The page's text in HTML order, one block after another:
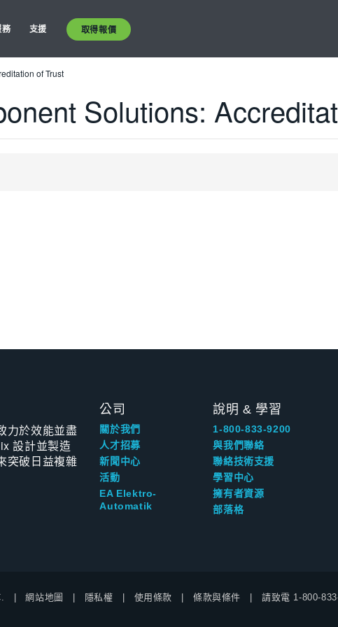
務 支援 取得報價
of Trust
Solutions:
力於效能並盡
設計並製造
突破日益複雜
公司
關於我們
人才招募
新聞中心
活動
EA Elektro-
Automatik
說明 & 學習
1-800-833-9200
與我們聯絡
聯絡技術支援
學習中心
擁有者資源
部落格
網站地圖 隱私權 使用條款 條款與條件 請致電 1-800-